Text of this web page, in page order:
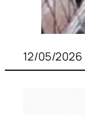
12/05/2026